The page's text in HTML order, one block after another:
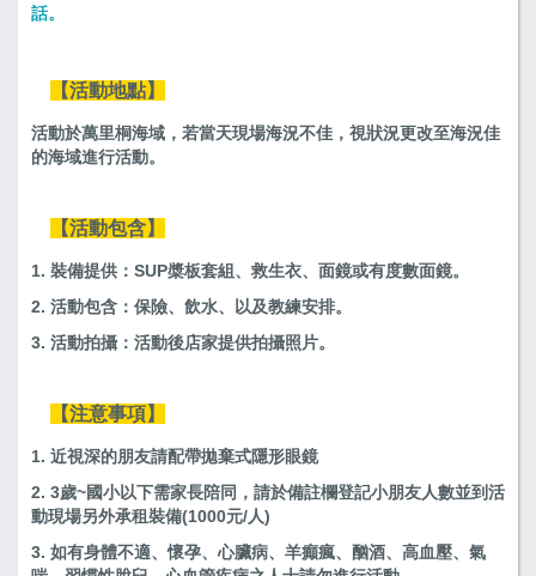
話。
【活動地點】
活動於萬里桐海域，若當天現場海況不佳，視狀況更改至海況佳
的海域進行活動。
【活動包含】
1. 裝備提供：SUP槳板套組、救生衣、面鏡或有度數面鏡。
2. 活動包含：保險、飲水、以及教練安排。
3. 活動拍攝：活動後店家提供拍攝照片。
【注意事項】
1. 近視深的朋友請配帶拋棄式隱形眼鏡
2. 3歲~國小以下需家長陪同，請於備註欄登記小朋友人數並到活
動現場另外承租裝備(1000元/人)
3. 如有身體不適、懷孕、心臟病、羊癲瘋、酗酒、高血壓、氣